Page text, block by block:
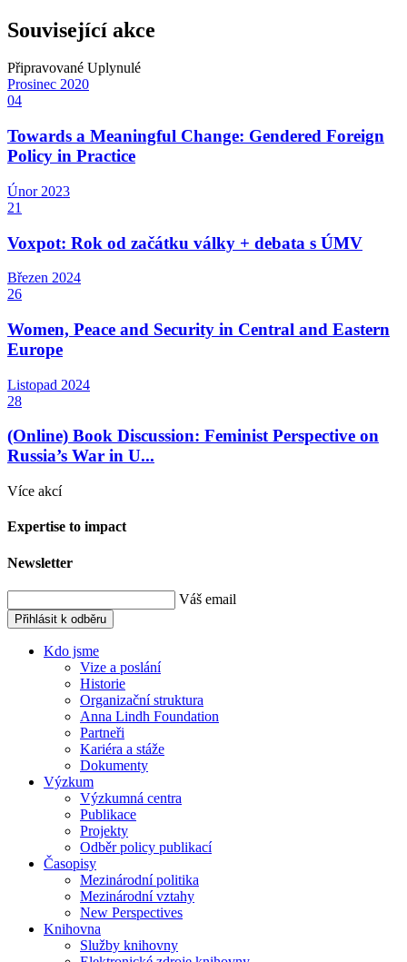
Související akce
Připravované Uplynulé
Prosinec 2020
04
Towards a Meaningful Change: Gendered Foreign
Policy in Practice
Únor 2023
21
Voxpot: Rok od začátku války + debata s ÚMV
Březen 2024
26
Women, Peace and Security in Central and Eastern
Europe
Listopad 2024
28
(Online) Book Discussion: Feminist Perspective on
Russia’s War in U...
Více akcí
Expertise to impact
Newsletter
Váš email
Přihlásit k odběru
Kdo jsme
Vize a poslání
Historie
Organizační struktura
Anna Lindh Foundation
Partneři
Kariéra a stáže
Dokumenty
Výzkum
Výzkumná centra
Publikace
Projekty
Odběr policy publikací
Časopisy
Mezinárodní politika
Mezinárodní vztahy
New Perspectives
Knihovna
Služby knihovny